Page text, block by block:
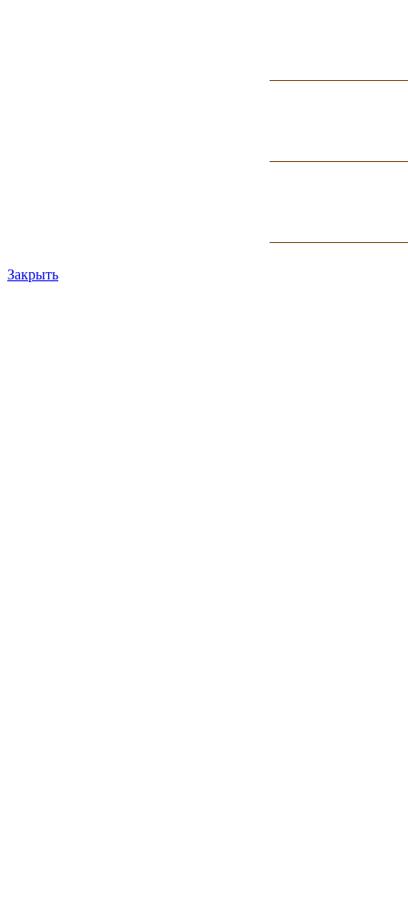
Закрыть